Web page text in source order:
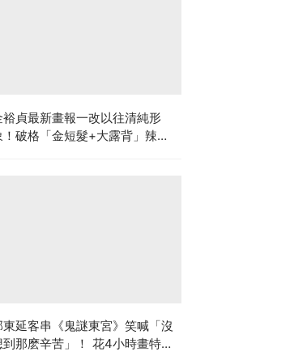
裕貞最新畫報一改以往清純形
！破格「金短髮+大露背」辣翻
東延客串《鬼謎東宮》笑喊「沒
到那麽辛苦」！ 花4小時畫特效